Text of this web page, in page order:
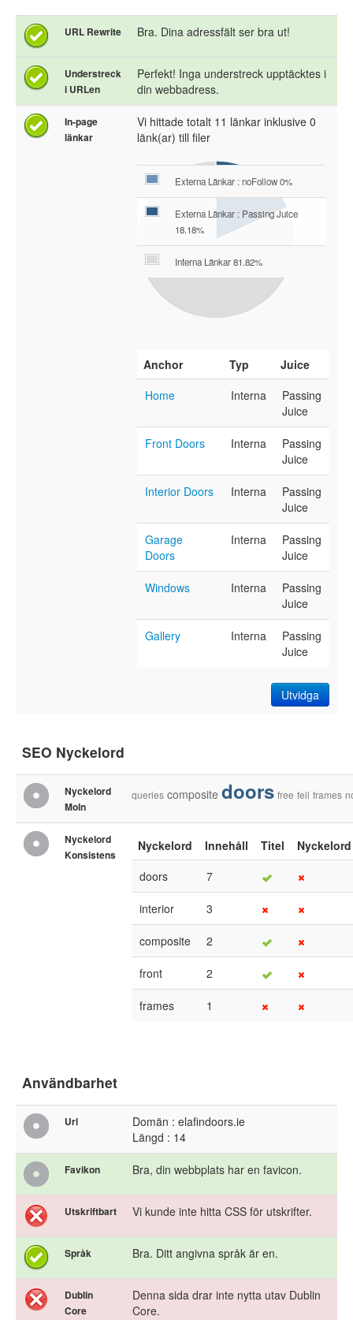
URL Rewrite Bra. Dina adressfält ser bra ut!
Understreck
i URLen
Perfekt! Inga understreck upptäcktes i
din webbadress.
In-page
länkar
Vi hittade totalt 11 länkar inklusive 0
länk(ar) till filer
Externa Länkar : noFollow 0%
Externa Länkar : Passing Juice
18.18%
Interna Länkar 81.82%
Anchor Typ
Juice
Home
Interna
Passing
Juice
Front Doors Interna
Passing
Juice
Interior Doors Interna
Passing
Juice
Garage
Doors
Interna
Passing
Juice
Windows Interna
Passing
Juice
Gallery Interna
Passing
Juice
Utvidga
SEO Nyckelord
Nyckelord
Moln
queries composite doors free fell frames
Nyckelord
Konsistens
Nyckelord Innehåll Titel
Nyckelord
doors
7
interior 3
composite 2
front 2
frames 1
Användbarhet
Url
Domän : elafindoors.ie
Längd : 14
Favikon Bra, din webbplats har en favicon.
Utskriftbart Vi kunde inte hitta CSS för utskrifter.
Språk Bra. Ditt angivna språk är en.
Dublin
Core
Denna sida drar inte nytta utav Dublin
Core.